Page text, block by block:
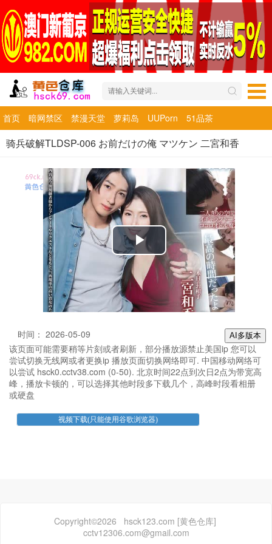
首页 暗网禁区 禁漫天堂 萝莉岛 UUPorn 51品茶
骑兵破解TLDSP-006 お前だけの俺 マツケン 二宮和香
AI多版本
时间： 2026-05-09
该页面可能需要稍等片刻或者刷新，部分播放源禁止美国ip 您可以
尝试切换无线网或者更换ip 播放页面切换网络即可. 中国移动网络可
以尝试 hsck0.cctv38.com (0-50). 北京时间22点到次日2点为带宽高
峰，播放卡顿的，可以选择其他时段多下载几个，高峰时段看相册
或硬盘
Copyright©2026 hsck123.com [黄色仓库]
cctv12306.com@gmail.com